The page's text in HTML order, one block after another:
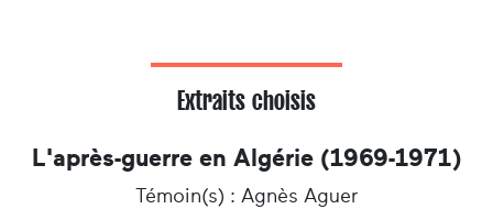
Extraits choisis
L'après-guerre en Algérie (1969-1971)
Témoin(s) : Agnès Aguer